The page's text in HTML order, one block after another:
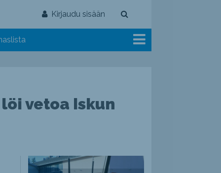
Kirjaudu sisään
vetoa Iskun